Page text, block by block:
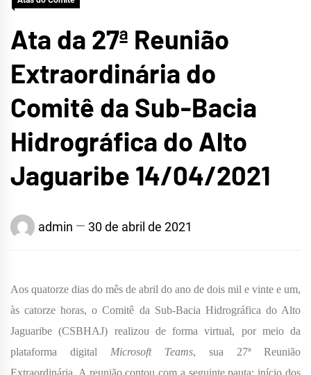
Ata da 27ª Reunião
Extraordinária do
Comitê da Sub-Bacia
Hidrográfica do Alto
Jaguaribe 14/04/2021
admin 30 de abril de 2021
Aos quatorze dias do mês de abril do ano de dois mil e vinte e um,
às catorze horas, o Comitê da Sub-Bacia Hidrográfica do Alto
Jaguaribe (CSBHAJ) realizou de forma virtual, por meio da
plataforma digital Microsoft Teams, sua 27ª Reunião